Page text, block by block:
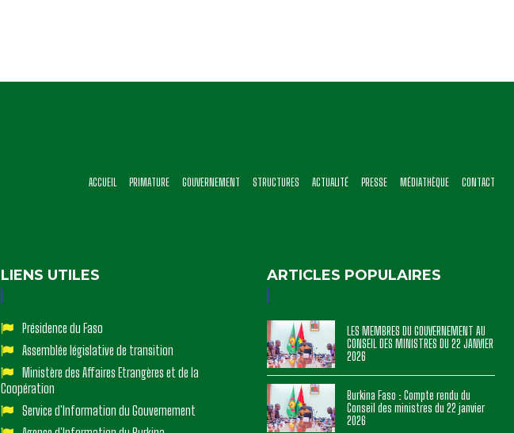
ACCUEIL PRIMATURE GOUVERNEMENT STRUCTURES ACTUALITÉ PRESSE MÉDIATHÈQUE CONTACT
LIENS UTILES
Présidence du Faso
Assemblée législative de transition
Ministère des Affaires Etrangères et de la
Coopération
Service d'Information du Gouvernement
ARTICLES POPULAIRES
LES MEMBRES DU GOUVERNEMENT AU
CONSEIL DES MINISTRES DU 22 JANVIER
2026
Burkina Faso : Compte rendu du
Conseil des ministres du 22 janvier
2026